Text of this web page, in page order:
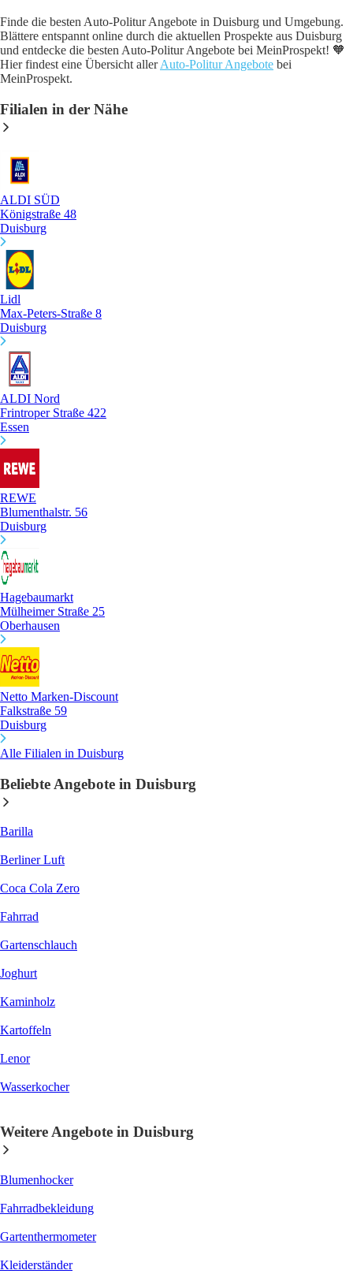
Finde die besten Auto-Politur Angebote in Duisburg und Umgebung.
Blättere entspannt online durch die aktuellen Prospekte aus Duisburg
und entdecke die besten Auto-Politur Angebote bei MeinProspekt! 🧡
Hier findest eine Übersicht allerAuto-Politur Angebote bei
MeinProspekt.
Filialen in der Nähe
ALDI SÜD
Königstraße 48
Duisburg
Lidl
Max-Peters-Straße 8
Duisburg
ALDI Nord
Frintroper Straße 422
Essen
REWE
Blumenthalstr. 56
Duisburg
Hagebaumarkt
Mülheimer Straße 25
Oberhausen
Netto Marken-Discount
Falkstraße 59
Duisburg
Alle Filialen in Duisburg
Beliebte Angebote in Duisburg
Barilla
Berliner Luft
Coca Cola Zero
Fahrrad
Gartenschlauch
Joghurt
Kaminholz
Kartoffeln
Lenor
Wasserkocher
Weitere Angebote in Duisburg
Blumenhocker
Fahrradbekleidung
Gartenthermometer
Kleiderständer